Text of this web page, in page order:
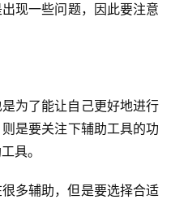
现一些问题，因此要注意
为了能让自己更好地进行
是要关注下辅助工具的功
具。
多辅助，但是要选择合适